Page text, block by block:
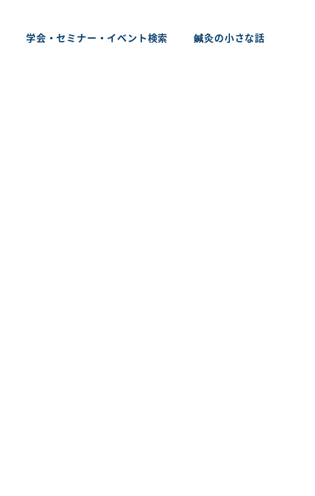
学会・セミナー・イベント検索 鍼灸の小さな話